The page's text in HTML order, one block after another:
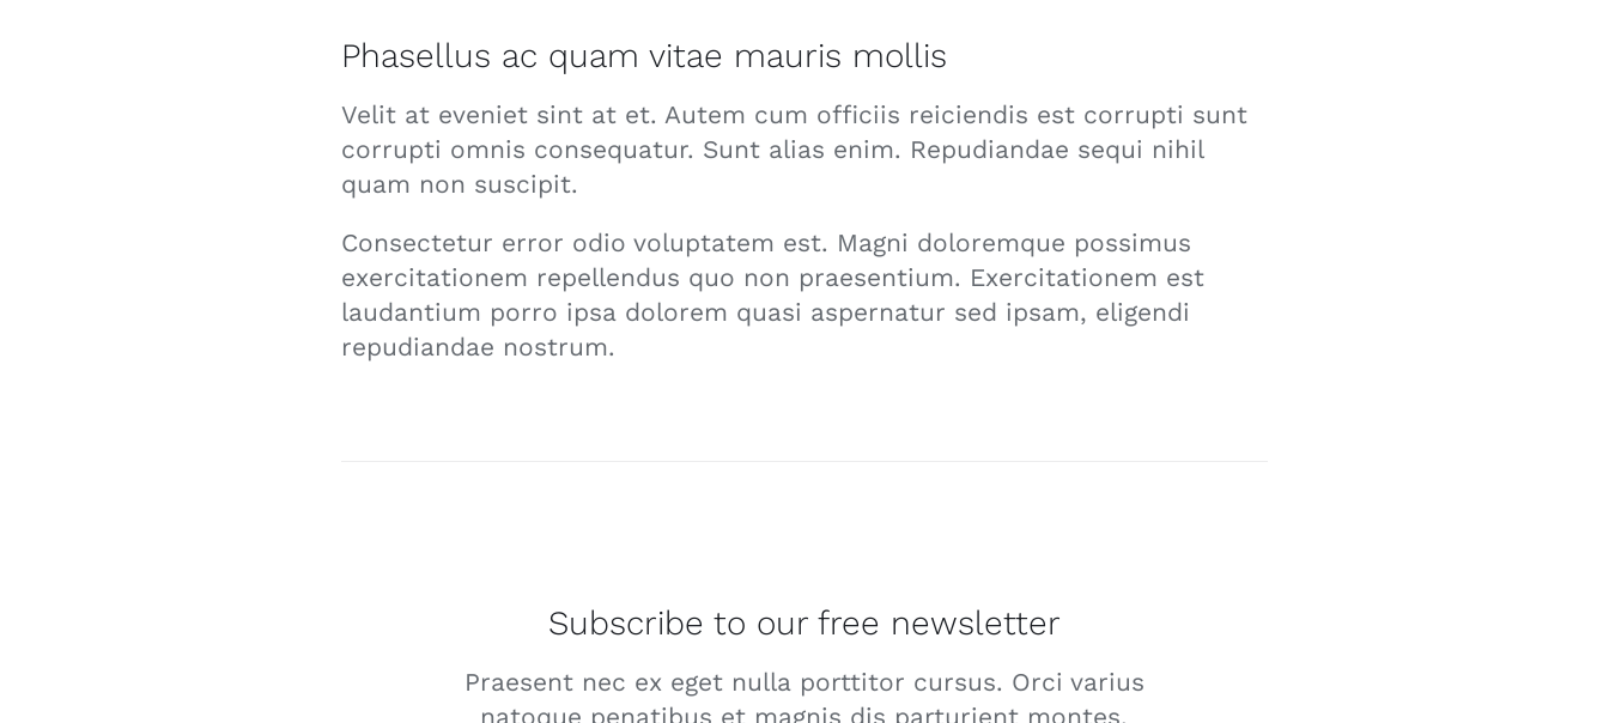
Phasellus ac quam vitae mauris mollis
Velit at eveniet sint at et. Autem cum officiis reiciendis est corrupti sunt
corrupti omnis consequatur. Sunt alias enim. Repudiandae sequi nihil
quam non suscipit.
Consectetur error odio voluptatem est. Magni doloremque possimus
exercitationem repellendus quo non praesentium. Exercitationem est
laudantium porro ipsa dolorem quasi aspernatur sed ipsam, eligendi
repudiandae nostrum.
Subscribe to our free newsletter
Praesent nec ex eget nulla porttitor cursus. Orci varius
natoque penatibus et magnis dis parturient montes,